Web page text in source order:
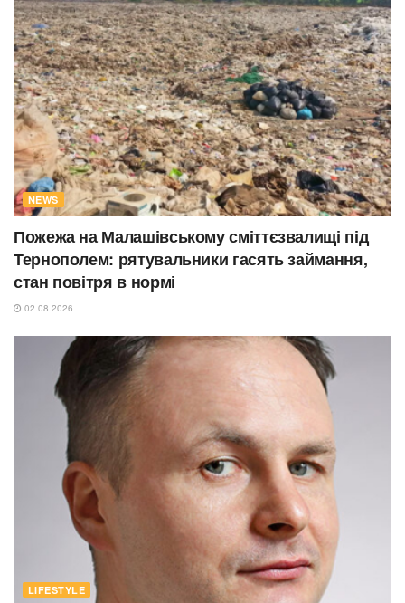
NEWS
Пожежа на Малашівському сміттєзвалищі під
Тернополем: рятувальники гасять займання,
стан повітря в нормі
02.08.2026
LIFESTYLE